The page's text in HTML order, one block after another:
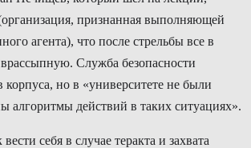
признанная выполняющей
агента), что после стрельбы все в
Служба безопасности
но в «университете не были
алгоритмы действий в таких ситуациях».
себя в случае теракта и захвата